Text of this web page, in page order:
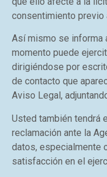
consentimiento previo
Así mismo se informa
momento puede
dirigiéndose por
de contacto que
Aviso Legal,
Usted también tendrá
reclamación ante la
datos, especialmente
satisfacción en el